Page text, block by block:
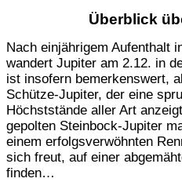
Überblick über
Nach einjährigem Aufenthalt
wandert Jupiter am 2.12. in
ist insofern bemerkenswert,
Schütze-Jupiter, der eine
Höchststände aller Art
gepolten Steinbock-Jupiter
einem erfolgsverwöhnten
sich freut, auf einer
finden…